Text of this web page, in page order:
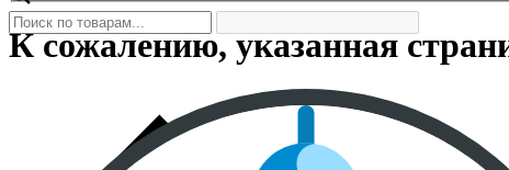
К сожалению, указанная